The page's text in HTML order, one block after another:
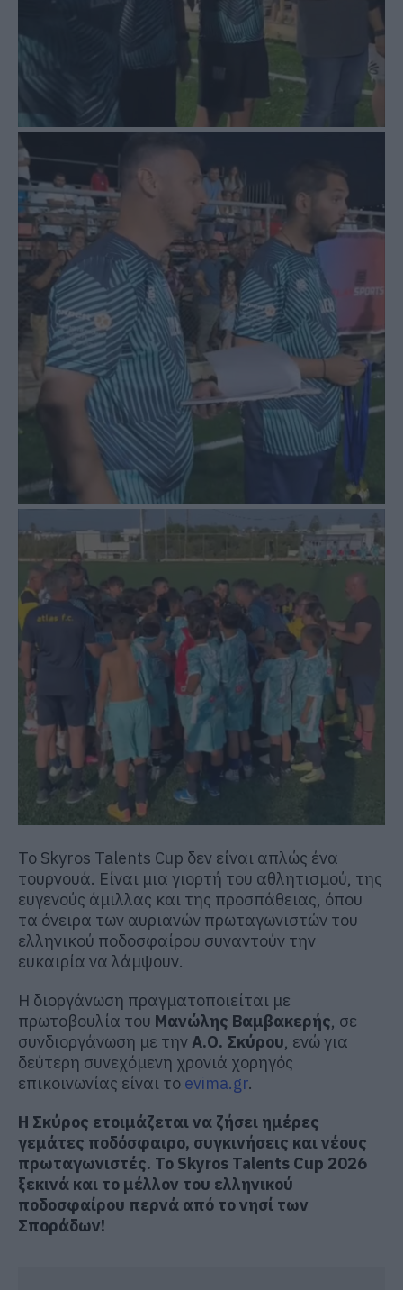
Το Skyros Talents Cup δεν είναι απλώς ένα
τουρνουά. Είναι μια γιορτή του αθλητισμού, της
ευγενούς άμιλλας και της προσπάθειας, όπου
τα όνειρα των αυριανών πρωταγωνιστών του
ελληνικού ποδοσφαίρου συναντούν την
ευκαιρία να λάμψουν.
Η διοργάνωση πραγματοποιείται με
πρωτοβουλία του Μανώλης Βαμβακερής, σε
συνδιοργάνωση με τηνΑ.Ο. Σκύρου, ενώ για
δεύτερη συνεχόμενη χρονιά χορηγός
επικοινωνίας είναι το evima.gr.
Η Σκύρος ετοιμάζεται να ζήσει ημέρες
γεμάτες ποδόσφαιρο, συγκινήσεις και νέους
πρωταγωνιστές. Το Skyros Talents Cup 2026
ξεκινά και το μέλλον του ελληνικού
ποδοσφαίρου περνά από το νησί των
Σποράδων!